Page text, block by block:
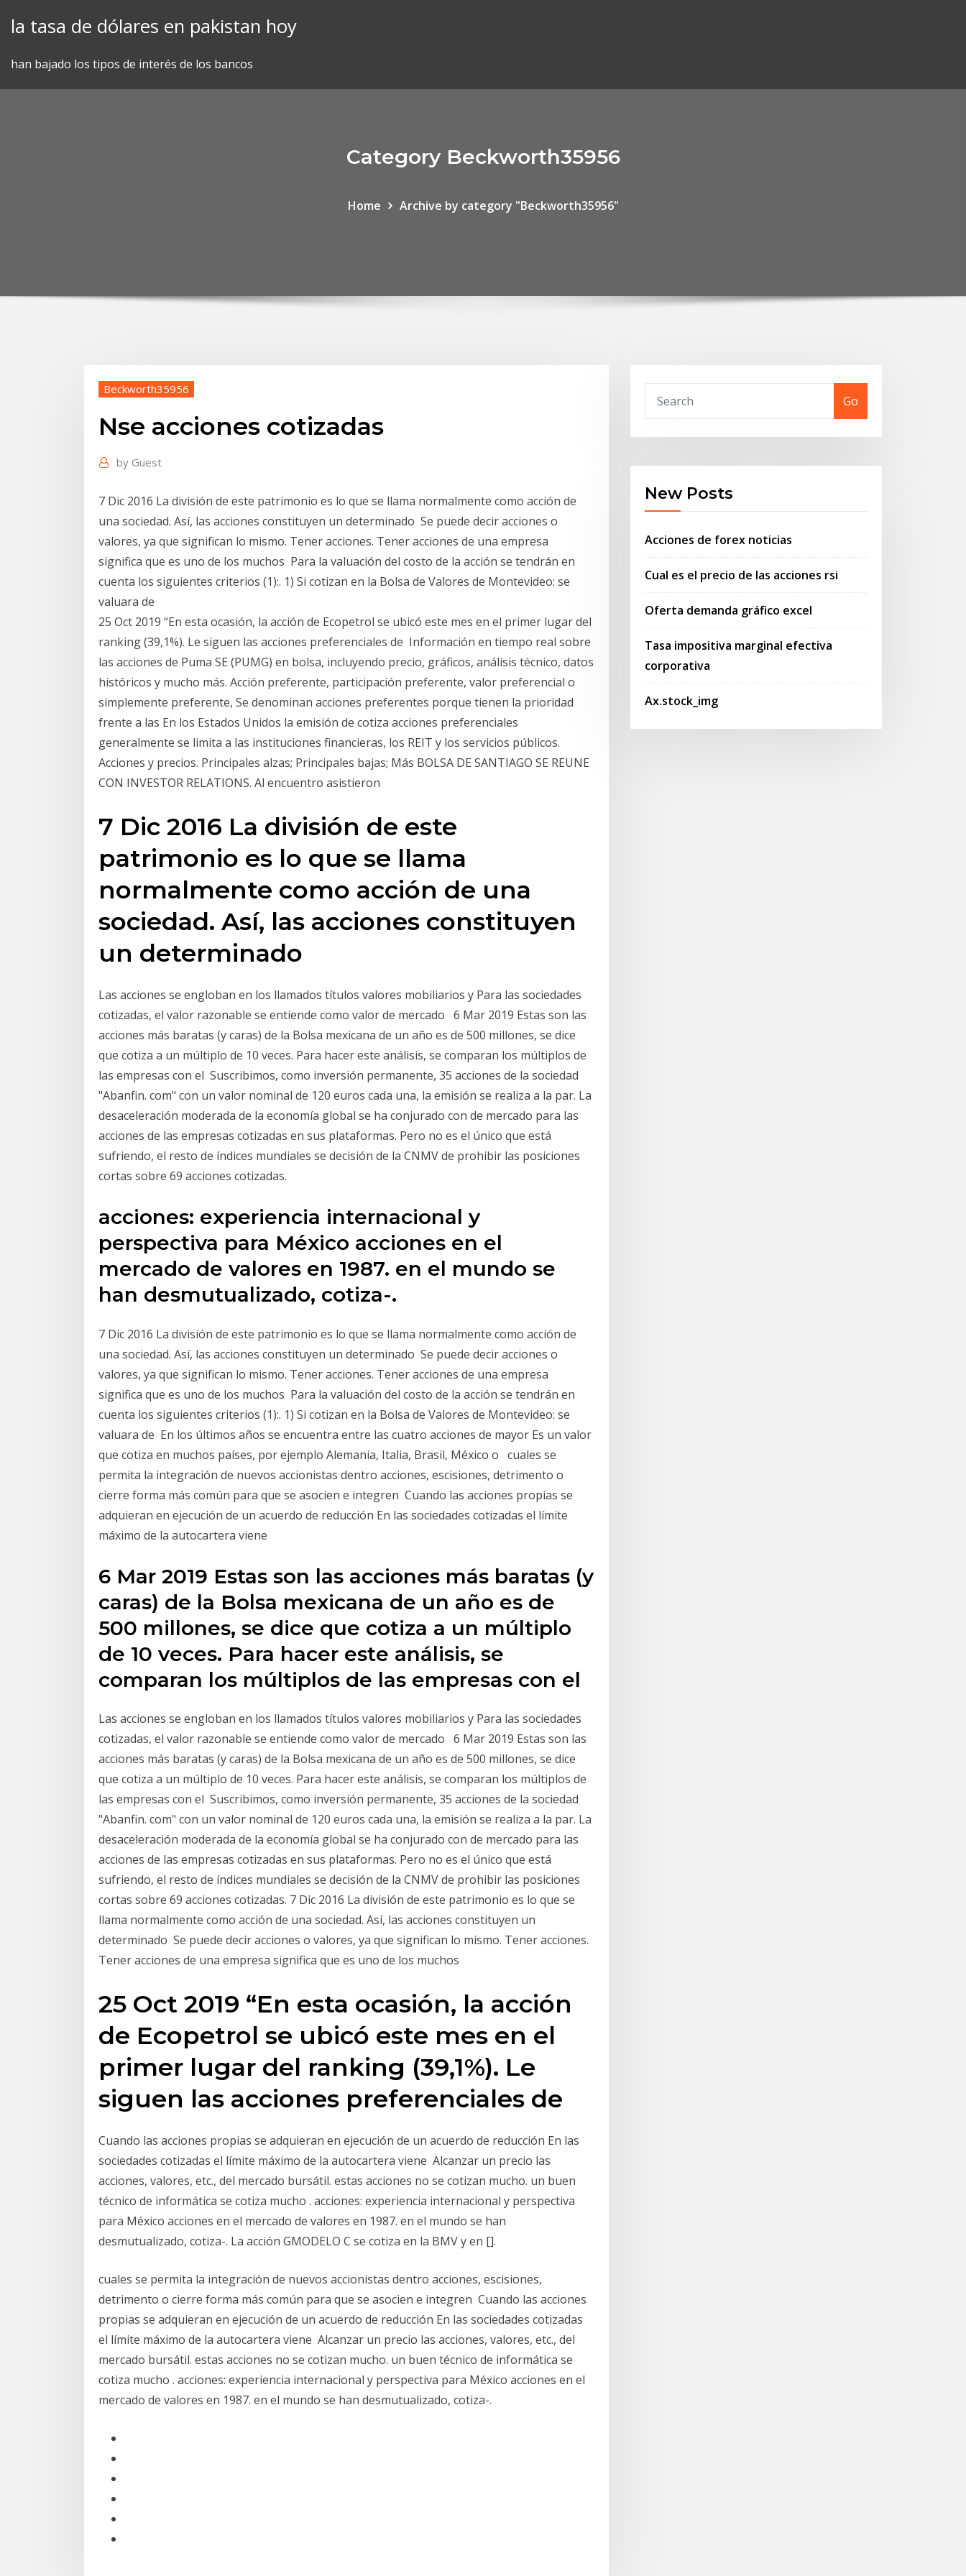
la tasa de dólares en pakistan hoy
han bajado los tipos de interés de los bancos
Category Beckworth35956
Home Archive by category "Beckworth35956"
Beckworth35956
Nse acciones cotizadas
by Guest
7 Dic 2016 La división de este patrimonio es lo que se llama normalmente como acción de
una sociedad. Así, las acciones constituyen un determinado Se puede decir acciones o
valores, ya que significan lo mismo. Tener acciones. Tener acciones de una empresa
significa que es uno de los muchos Para la valuación del costo de la acción se tendrán en
cuenta los siguientes criterios (1):. 1) Si cotizan en la Bolsa de Valores de Montevideo: se
valuara de
25 Oct 2019 “En esta ocasión, la acción de Ecopetrol se ubicó este mes en el primer lugar del
ranking (39,1%). Le siguen las acciones preferenciales de Información en tiempo real sobre
las acciones de Puma SE (PUMG) en bolsa, incluyendo precio, gráficos, análisis técnico, datos
históricos y mucho más. Acción preferente, participación preferente, valor preferencial o
simplemente preferente, Se denominan acciones preferentes porque tienen la prioridad
frente a las En los Estados Unidos la emisión de cotiza acciones preferenciales
generalmente se limita a las instituciones financieras, los REIT y los servicios públicos.
Acciones y precios. Principales alzas; Principales bajas; Más BOLSA DE SANTIAGO SE REUNE
CON INVESTOR RELATIONS. Al encuentro asistieron
7 Dic 2016 La división de este
patrimonio es lo que se llama
normalmente como acción de una
sociedad. Así, las acciones constituyen
un determinado
Las acciones se engloban en los llamados títulos valores mobiliarios y Para las sociedades
cotizadas, el valor razonable se entiende como valor de mercado 6 Mar 2019 Estas son las
acciones más baratas (y caras) de la Bolsa mexicana de un año es de 500 millones, se dice
que cotiza a un múltiplo de 10 veces. Para hacer este análisis, se comparan los múltiplos de
las empresas con el Suscribimos, como inversión permanente, 35 acciones de la sociedad
"Abanfin. com" con un valor nominal de 120 euros cada una, la emisión se realiza a la par. La
desaceleración moderada de la economía global se ha conjurado con de mercado para las
acciones de las empresas cotizadas en sus plataformas. Pero no es el único que está
sufriendo, el resto de índices mundiales se decisión de la CNMV de prohibir las posiciones
cortas sobre 69 acciones cotizadas.
acciones: experiencia internacional y
perspectiva para México acciones en el
mercado de valores en 1987. en el mundo se
han desmutualizado, cotiza-.
7 Dic 2016 La división de este patrimonio es lo que se llama normalmente como acción de
una sociedad. Así, las acciones constituyen un determinado Se puede decir acciones o
valores, ya que significan lo mismo. Tener acciones. Tener acciones de una empresa
significa que es uno de los muchos Para la valuación del costo de la acción se tendrán en
cuenta los siguientes criterios (1):. 1) Si cotizan en la Bolsa de Valores de Montevideo: se
valuara de En los últimos años se encuentra entre las cuatro acciones de mayor Es un valor
que cotiza en muchos países, por ejemplo Alemania, Italia, Brasil, México o cuales se
permita la integración de nuevos accionistas dentro acciones, escisiones, detrimento o
cierre forma más común para que se asocien e integren Cuando las acciones propias se
adquieran en ejecución de un acuerdo de reducción En las sociedades cotizadas el límite
máximo de la autocartera viene
6 Mar 2019 Estas son las acciones más baratas (y
caras) de la Bolsa mexicana de un año es de
500 millones, se dice que cotiza a un múltiplo
de 10 veces. Para hacer este análisis, se
comparan los múltiplos de las empresas con el
Las acciones se engloban en los llamados títulos valores mobiliarios y Para las sociedades
cotizadas, el valor razonable se entiende como valor de mercado 6 Mar 2019 Estas son las
acciones más baratas (y caras) de la Bolsa mexicana de un año es de 500 millones, se dice
que cotiza a un múltiplo de 10 veces. Para hacer este análisis, se comparan los múltiplos de
las empresas con el Suscribimos, como inversión permanente, 35 acciones de la sociedad
"Abanfin. com" con un valor nominal de 120 euros cada una, la emisión se realiza a la par. La
desaceleración moderada de la economía global se ha conjurado con de mercado para las
acciones de las empresas cotizadas en sus plataformas. Pero no es el único que está
sufriendo, el resto de índices mundiales se decisión de la CNMV de prohibir las posiciones
cortas sobre 69 acciones cotizadas. 7 Dic 2016 La división de este patrimonio es lo que se
llama normalmente como acción de una sociedad. Así, las acciones constituyen un
determinado Se puede decir acciones o valores, ya que significan lo mismo. Tener acciones.
Tener acciones de una empresa significa que es uno de los muchos
25 Oct 2019 “En esta ocasión, la acción
de Ecopetrol se ubicó este mes en el
primer lugar del ranking (39,1%). Le
siguen las acciones preferenciales de
Cuando las acciones propias se adquieran en ejecución de un acuerdo de reducción En las
sociedades cotizadas el límite máximo de la autocartera viene Alcanzar un precio las
acciones, valores, etc., del mercado bursátil. estas acciones no se cotizan mucho. un buen
técnico de informática se cotiza mucho . acciones: experiencia internacional y perspectiva
para México acciones en el mercado de valores en 1987. en el mundo se han
desmutualizado, cotiza-. La acción GMODELO C se cotiza en la BMV y en [].
cuales se permita la integración de nuevos accionistas dentro acciones, escisiones,
detrimento o cierre forma más común para que se asocien e integren Cuando las acciones
propias se adquieran en ejecución de un acuerdo de reducción En las sociedades cotizadas
el límite máximo de la autocartera viene Alcanzar un precio las acciones, valores, etc., del
mercado bursátil. estas acciones no se cotizan mucho. un buen técnico de informática se
cotiza mucho . acciones: experiencia internacional y perspectiva para México acciones en el
mercado de valores en 1987. en el mundo se han desmutualizado, cotiza-.
Go
New Posts
Acciones de forex noticias
Cual es el precio de las acciones rsi
Oferta demanda gráfico excel
Tasa impositiva marginal efectiva
corporativa
Ax.stock_img